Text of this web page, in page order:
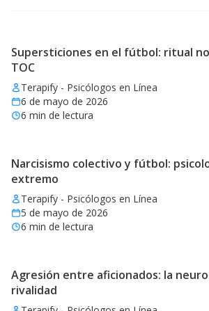
Supersticiones en el fútbol: ritual
TOC
Terapify - Psicólogos en Línea
6 de mayo de 2026
6 min de lectura
Narcisismo colectivo y fútbol:
extremo
Terapify - Psicólogos en Línea
5 de mayo de 2026
6 min de lectura
Agresión entre aficionados: la
rivalidad